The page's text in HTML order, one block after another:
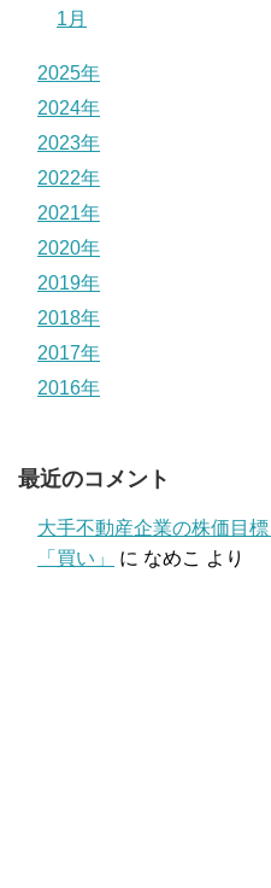
1月
2025年
2024年
2023年
2022年
2021年
2020年
2019年
2018年
2017年
2016年
最近のコメント
大手不動産企業の株価目
「買い」
に なめこ より